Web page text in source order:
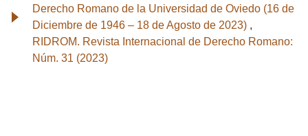
Derecho Romano de la Universidad de Oviedo (16 de
Diciembre de 1946 – 18 de Agosto de 2023) ,
RIDROM. Revista Internacional de Derecho Romano:
Núm. 31 (2023)